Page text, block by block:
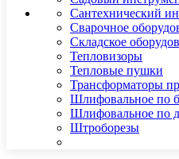
Сантехнический
Сварочное
Складское
Тепловизоры
Тепловые пушки
Трансформаторы
Шлифовальное по
Шлифовальное по
Штроборезы